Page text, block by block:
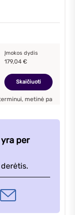
Įmokos dydis
179,04 €
Skaičiuoti
palūkanų norma –
per